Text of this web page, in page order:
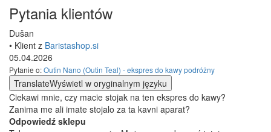
Pytania klientów
Dušan
• Klient z Baristashop.si
05.04.2026
Pytanie o:Outin Nano (Outin Teal) - ekspres do kawy podróżny
TranslateWyświetl w oryginalnym języku
Ciekawi mnie, czy macie stojak na ten ekspres do kawy?
Zanima me ali imate stojalo za ta kavni aparat?
Odpowiedź sklepu